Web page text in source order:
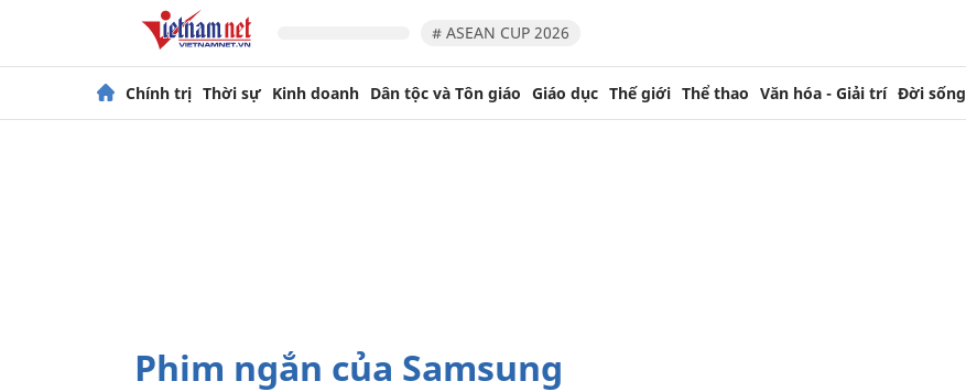
# ASEAN CUP 2026
Chính trị Thời sự Kinh doanh Dân tộc và Tôn giáo Giáo dục Thế giới Thể thao Văn hóa - Giải trí Đời sống
Phim ngắn của Samsung